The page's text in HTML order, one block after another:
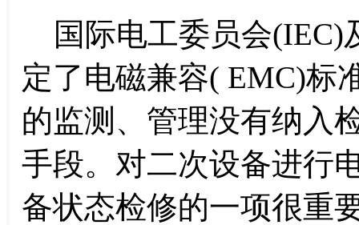
国际电工委员会(IEC)
定了电磁兼容( EMC)标
的监测、管理没有纳入
手段。对二次设备进行
备状态检修的一项很重